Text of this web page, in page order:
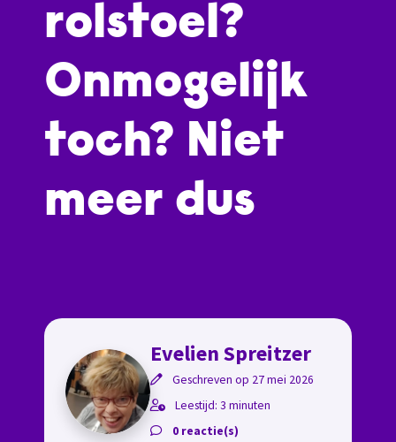
rolstoel?
Onmogelijk
toch? Niet
meer dus
Evelien Spreitzer
Geschreven op 27 mei 2026
Leestijd: 3 minuten
0 reactie(s)